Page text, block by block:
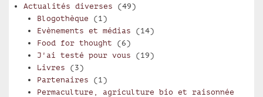
Actualités diverses (49)
Blogothèque (1)
Evènements et médias (14)
Food for thought (6)
J'ai testé pour vous (19)
Livres (3)
Partenaires (1)
Permaculture, agriculture bio et raisonnée